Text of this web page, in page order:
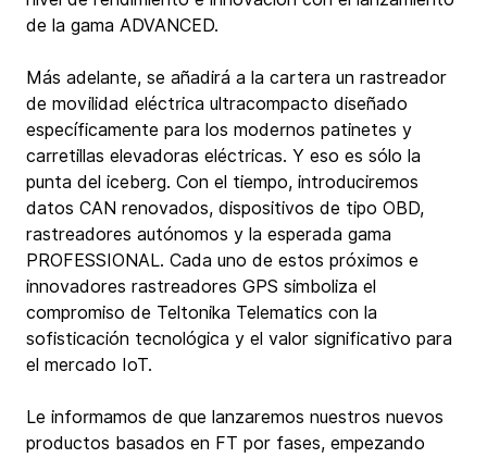
de la gama ADVANCED.
Más adelante, se añadirá a la cartera un rastreador
de movilidad eléctrica ultracompacto diseñado
específicamente para los modernos patinetes y
carretillas elevadoras eléctricas. Y eso es sólo la
punta del iceberg. Con el tiempo, introduciremos
datos CAN renovados, dispositivos de tipo OBD,
rastreadores autónomos y la esperada gama
PROFESSIONAL. Cada uno de estos próximos e
innovadores rastreadores GPS simboliza el
compromiso de Teltonika Telematics con la
sofisticación tecnológica y el valor significativo para
el mercado IoT.
Le informamos de que lanzaremos nuestros nuevos
productos basados en FT por fases, empezando